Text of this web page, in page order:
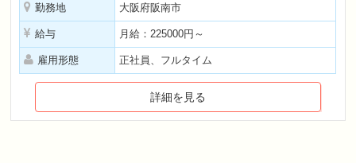
勤務地 大阪府阪南市
給与 月給：225000円～
雇用形態 正社員、フルタイム
詳細を見る